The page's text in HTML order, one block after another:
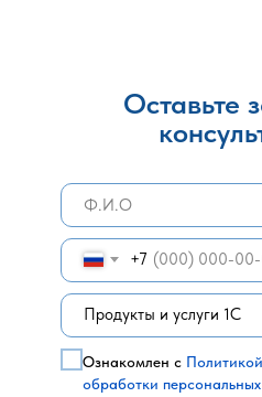
Оставьте
+7
Ознакомлен с
обработки